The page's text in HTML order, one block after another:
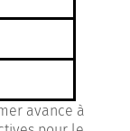
avance à